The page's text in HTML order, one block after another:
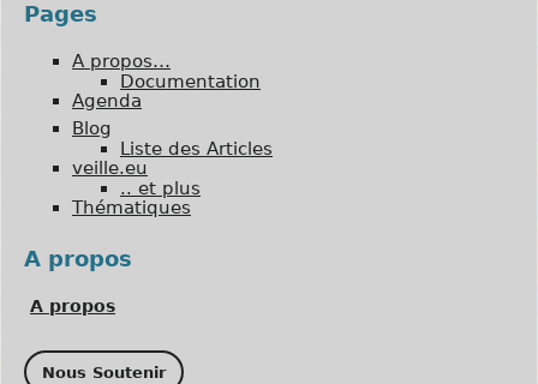
Pages
A propos…
Documentation
Agenda
Blog
Liste des Articles
veille.eu
.. et plus
Thématiques
A propos
A propos
Nous Soutenir